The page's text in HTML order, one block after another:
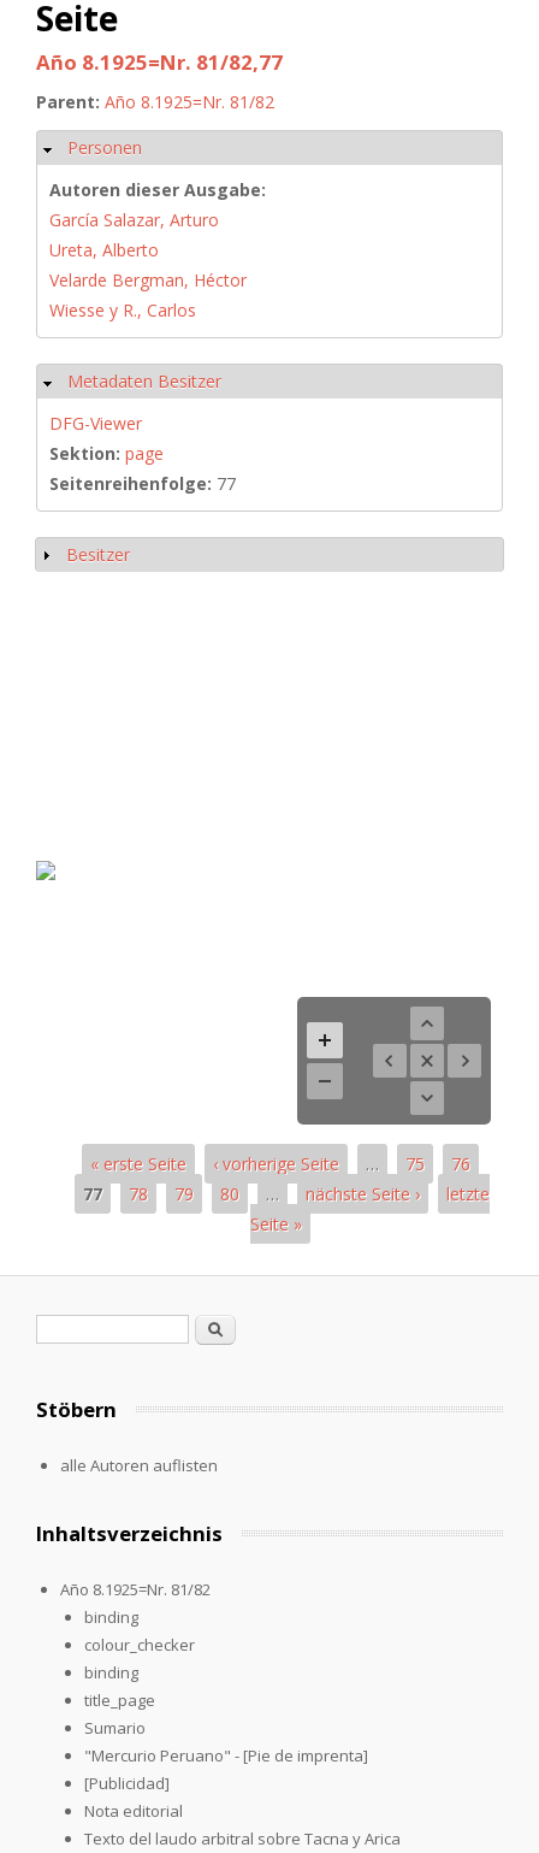
Seite
Año 8.1925=Nr. 81/82,77
Parent: Año 8.1925=Nr. 81/82
Ausblenden
Personen
Autoren dieser Ausgabe:
García Salazar, Arturo
Ureta, Alberto
Velarde Bergman, Héctor
Wiesse y R., Carlos
Ausblenden
Metadaten Besitzer
DFG-Viewer
Sektion: page
Seitenreihenfolge: 77
Anzeigen
Besitzer
« erste Seite ‹ vorherige Seite … 75
76
77
78 79 80 … nächste Seite ›
letzte
Seite »
Suche
Stöbern
alle Autoren auflisten
Inhaltsverzeichnis
Año 8.1925=Nr. 81/82
binding
colour_checker
binding
title_page
Sumario
"Mercurio Peruano" - [Pie de imprenta]
[Publicidad]
Nota editorial
Texto del laudo arbitral sobre Tacna y Arica